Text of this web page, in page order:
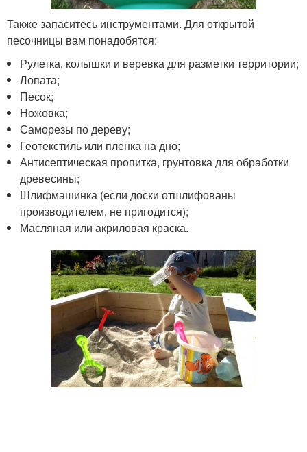
Также запаситесь инструментами. Для открытой
песочницы вам понадобятся:
Рулетка, колышки и веревка для разметки территории;
Лопата;
Песок;
Ножовка;
Саморезы по дереву;
Геотекстиль или пленка на дно;
Антисептическая пропитка, грунтовка для обработки
древесины;
Шлифмашинка (если доски отшлифованы
производителем, не пригодится);
Масляная или акриловая краска.